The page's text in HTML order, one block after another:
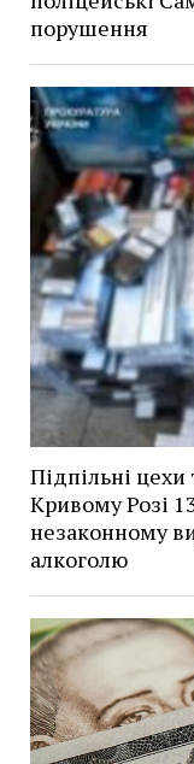
порушення
Підпільні
Кривому Розі
незаконному
алкоголю